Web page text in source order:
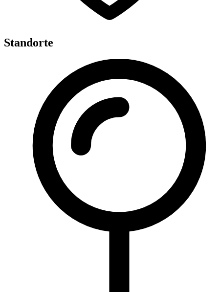
Standorte